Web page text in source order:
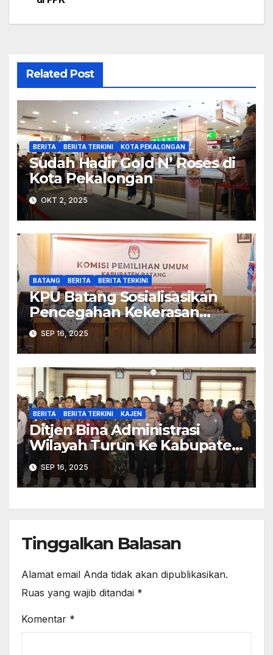
Related Post
BERITA BERITA TERKINI KOTA PEKALONGAN
Sudah Hadir Gold N’ Roses di
Kota Pekalongan
OKT 2, 2025
BATANG BERITA BERITA TERKINI
KPU Batang Sosialisasikan
Pencegahan Kekerasan
Seksual dalam Lingkungan
Kerja Pemilu
SEP 16, 2025
BERITA BERITA TERKINI KAJEN
Ditjen Bina Administrasi
Wilayah Turun Ke Kabupaten
Pekalongan Perkuat
Stabilitas
SEP 16, 2025
Tinggalkan Balasan
Alamat email Anda tidak akan dipublikasikan.
Ruas yang wajib ditandai *
Komentar *